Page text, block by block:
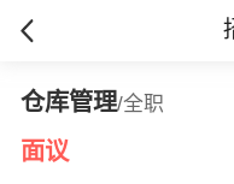
仓库管理/全职
面议